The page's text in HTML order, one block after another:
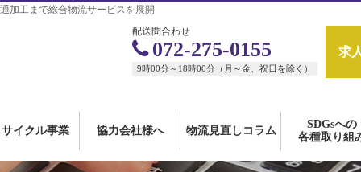
加工まで総合物流サービスを展開
イクル事業 協力会社様へ 物流見直しコラム
SDGsへの
各種取り組
求
配送問合わせ
072-275-0155
9時00分～18時00分（月～金、祝日を除く）